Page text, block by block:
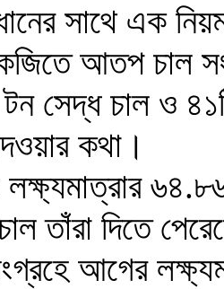
সাথে এক
আতপ চাল
সেদ্ধ চাল ও
কথা।
লক্ষ্যমাত্রার
তাঁরা দিতে
আগের